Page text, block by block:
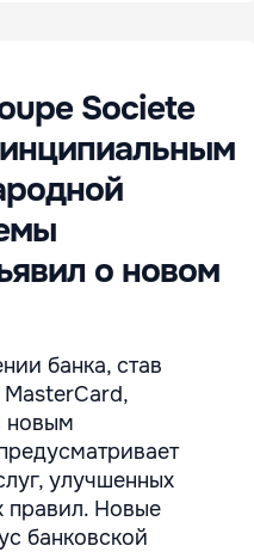
Societe
о новом
банка, став
новым
улучшенных
правил. Новые
банковской